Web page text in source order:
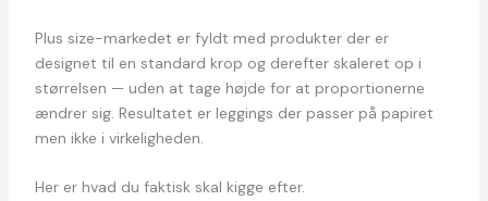
Plus size-markedet er fyldt med produkter der er
designet til en standard krop og derefter skaleret op i
størrelsen — uden at tage højde for at proportionerne
ændrer sig. Resultatet er leggings der passer på papiret
men ikke i virkeligheden.
Her er hvad du faktisk skal kigge efter.